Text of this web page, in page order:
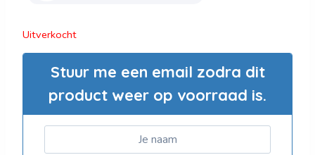
Uitverkocht
Stuur me een email zodra dit
product weer op voorraad is.